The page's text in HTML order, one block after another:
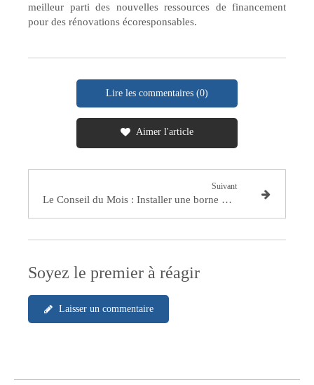
meilleur parti des nouvelles ressources de financement
pour des rénovations écoresponsables.
Lire les commentaires (0)
Aimer l'article
Suivant
Le Conseil du Mois : Installer une borne de recharge à domicile : coûts, subventions, et options tarifaires
Soyez le premier à réagir
Laisser un commentaire